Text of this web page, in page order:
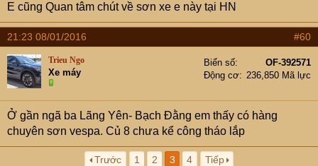
E cũng Quan tâm chút về sơn xe e này tại HN
21:23 08/01/2016 #60
Trieu Ngo
Xe máy
Biển số
OF-392571
Động cơ
236,850 Mã lực
Ở gần ngã ba Lãng Yên- Bạch Đằng em thấy có hàng
chuyên sơn vespa. Củ 8 chưa kể công tháo lắp
Trước 1 2 3 4 Tiếp